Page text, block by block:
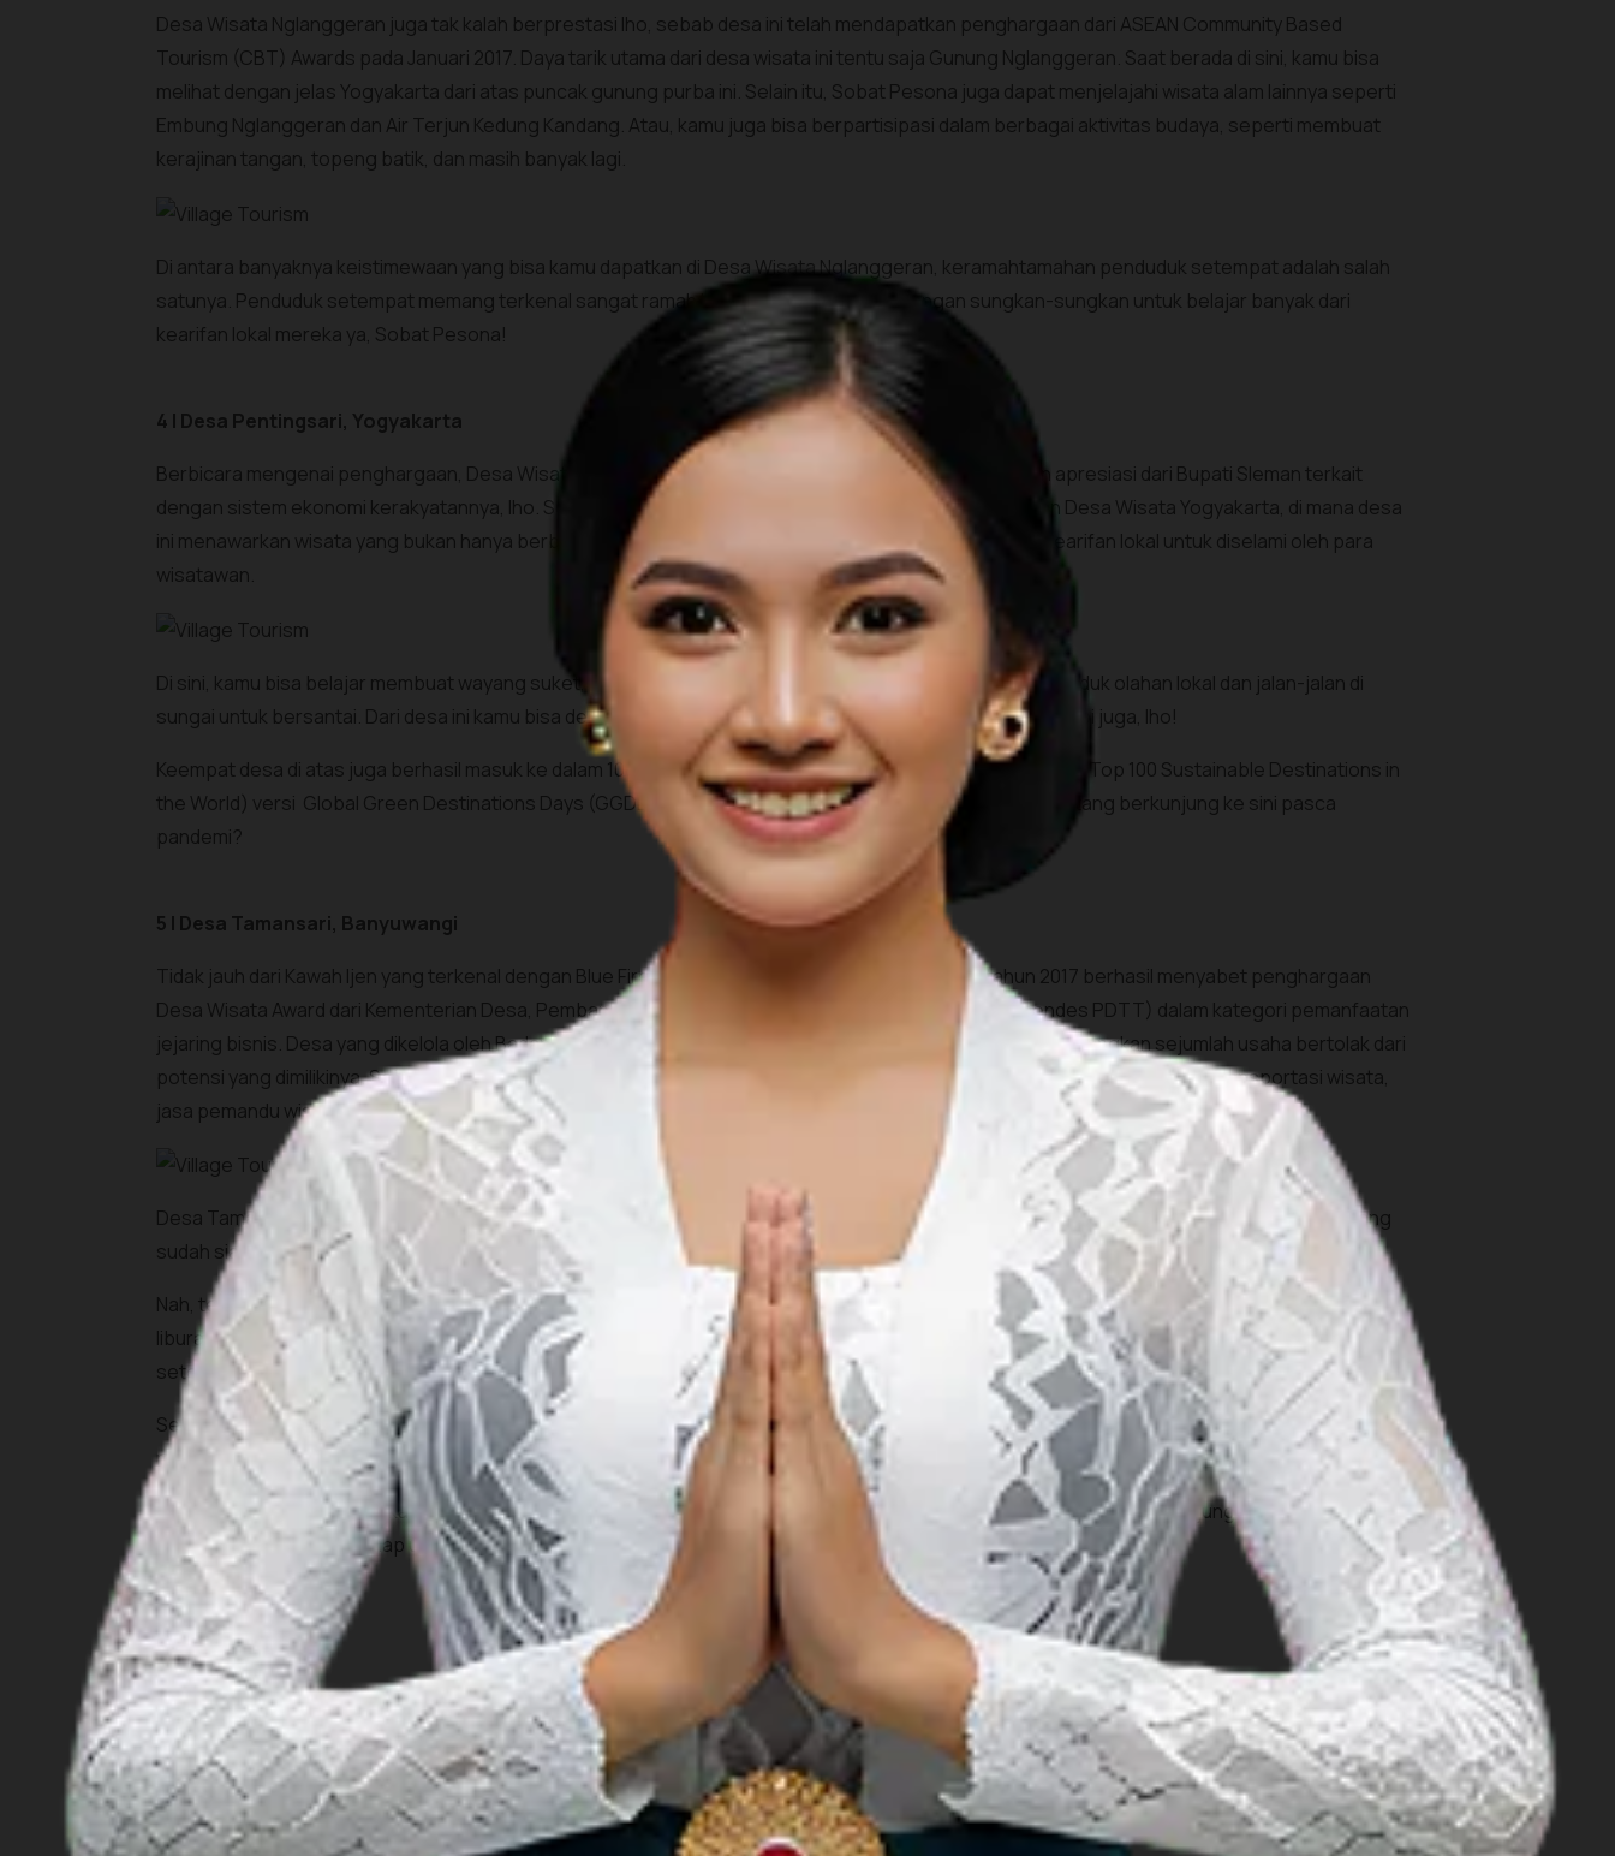
Desa Wisata Nglanggeran juga tak kalah berprestasi lho, sebab desa ini telah mendapatkan penghargaan dari ASEAN Community Based
Tourism (CBT) Awards pada Januari 2017. Daya tarik utama dari desa wisata ini tentu saja Gunung Nglanggeran. Saat berada di sini, kamu bisa
melihat dengan jelas Yogyakarta dari atas puncak gunung purba ini. Selain itu, Sobat Pesona juga dapat menjelajahi wisata alam lainnya seperti
Embung Nglanggeran dan Air Terjun Kedung Kandang. Atau, kamu juga bisa berpartisipasi dalam berbagai aktivitas budaya, seperti membuat
kerajinan tangan, topeng batik, dan masih banyak lagi.
Di antara banyaknya keistimewaan yang bisa kamu dapatkan di Desa Wisata Nglanggeran, keramahtamahan penduduk setempat adalah salah
satunya. Penduduk setempat memang terkenal sangat ramah kepada wisatawan, jadi jangan sungkan-sungkan untuk belajar banyak dari
kearifan lokal mereka ya, Sobat Pesona!
4 | Desa Pentingsari, Yogyakarta
Berbicara mengenai penghargaan, Desa Wisata Pentingsari baru-baru ini mendapat penghargaan dan apresiasi dari Bupati Sleman terkait
dengan sistem ekonomi kerakyatannya, lho. Sejak tahun 2008, Pentingsari menjadi proyek percontohan Desa Wisata Yogyakarta, di mana desa
ini menawarkan wisata yang bukan hanya berbasis alam saja, namun juga budaya tradisional, seni, dan kearifan lokal untuk diselami oleh para
wisatawan.
Di sini, kamu bisa belajar membuat wayang suket, menari Jawa, main gamelan, menjalin janur, mencicipi produk olahan lokal dan jalan-jalan di
sungai untuk bersantai. Dari desa ini kamu bisa dengan mudah mengikuti tur jeep di kawasan Gunung Merapi juga, lho!
Keempat desa di atas juga berhasil masuk ke dalam 100 Destinasi Wisata Berkelanjutan Terbaik Dunia (The Top 100 Sustainable Destinations in
the World) versi Global Green Destinations Days (GGDD) 2019. Sobat Pesona semakin yakin kan untuk datang berkunjung ke sini pasca
pandemi?
5 | Desa Tamansari, Banyuwangi
Tidak jauh dari Kawah Ijen yang terkenal dengan Blue Fire-nya, terletak sebuah desa yang pada tahun 2017 berhasil menyabet penghargaan
Desa Wisata Award dari Kementerian Desa, Pembangunan Daerah Tertinggal dan Transmigrasi (Kemendes PDTT) dalam kategori pemanfaatan
jejaring bisnis. Desa yang dikelola oleh Badan Usaha Milik Desa (BUMDes) ini dinilai telah berhasil mengembangkan sejumlah usaha bertolak dari
potensi yang dimilikinya. Sebut saja beberapa usaha yang diberdayakan oleh desa ini di antaranya usaha pertanian madu, transportasi wisata,
jasa pemandu wisata, dan beberapa jenis UKM lainnya.
Desa Tamansari juga terkenal sebagai penghasil karet, cengkeh, biji kopi, dan coklat, serta susu sapi. Jadi, siapa di antara Sobat Pesona yang
sudah siap untuk berwisata dan menambah wawasan di Desa Tamansari?
Nah, terbukti kan Sobat Pesona, dengan mengunjungi desa wisata, liburan kamu akan jadi lebih berkesan dan penuh makna. Sebab, selama
liburan, kamu tak hanya akan dimanjakan dengan keasrian alamnya saja, tapi juga ikut larut dalam aktivitas yang dilakukan oleh masyarakat
setempat dan belajar hal-hal baru.
Sebelum memilih desa wisata yang akan dituju, jangan lupa gunakan fitur
Rencana Perjalanan yang ada di websiteIndonesia.travel
untuk
menyusun itinerary yang paling sesuai dengan gaya petualangan Anda agar momen kunjungan Anda lebih seru dan tak terlupakan.
Anda juga bisa memanfaatkan fiturMaiAyang siap menemani dan merekomendasikan berbagai aktivitas selama berkunjung ke desa wisata
pilihan Anda. Jadi, sudah siap untuk bertualang menikmati suasana pedesaan? Coba fiturnya sekarang!
INSIGHT
Travel Ideas